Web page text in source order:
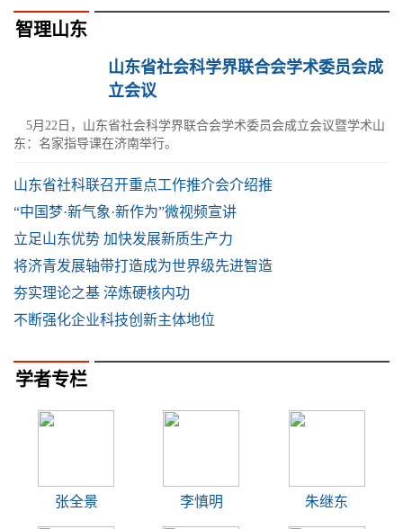
智理山东
山东省社会科学界联合会学术委员会成
立会议
5月22日，山东省社会科学界联合会学术委员会成立会议暨学术山
东：名家指导课在济南举行。
山东省社科联召开重点工作推介会介绍推
“中国梦·新气象·新作为”微视频宣讲
立足山东优势 加快发展新质生产力
将济青发展轴带打造成为世界级先进智造
夯实理论之基 淬炼硬核内功
不断强化企业科技创新主体地位
学者专栏
张全景 李慎明 朱继东